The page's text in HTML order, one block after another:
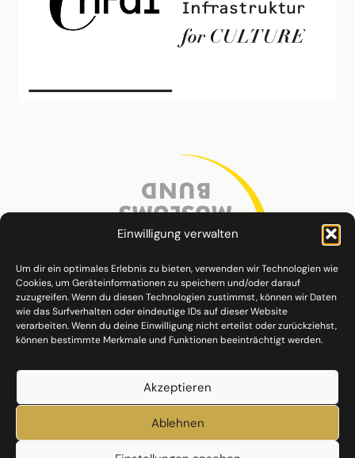
Einwilligung verwalten
Um dir ein optimales Erlebnis zu bieten, verwenden wir Technologien wie
Cookies, um Geräteinformationen zu speichern und/oder darauf
zuzugreifen. Wenn du diesen Technologien zustimmst, können wir Daten
wie das Surfverhalten oder eindeutige IDs auf dieser Website
verarbeiten. Wenn du deine Einwilligung nicht erteilst oder zurückziehst,
können bestimmte Merkmale und Funktionen beeinträchtigt werden.
Akzeptieren
Ablehnen